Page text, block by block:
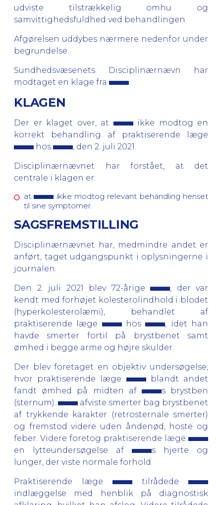
udviste tilstrækkelig omhu og
samvittighedsfuldhed ved behandlingen.
Afgørelsen uddybes nærmere nedenfor under
begrundelse.
Sundhedsvæsenets Disciplinærnævn har
modtaget en klage fra
KLAGEN
Der er klaget over, at
ikke modtog en
korrekt behandling af praktiserende læge
hos
, den 2. juli 2021.
Disciplinærnævnet har forstået, at det
centrale i klagen er:
at
ikke modtog relevant behandling henset
til sine symptomer.
SAGSFREMSTILLING
Disciplinærnævnet har, medmindre andet er
anført, taget udgangspunkt i oplysningerne i
journalen.
Den 2. juli 2021 blev 72-årige
, der var
kendt med forhøjet kolesterolindhold i blodet
(hyperkolesterolæmi), behandlet af
praktiserende læge
hos
, idet han
havde smerter fortil på brystbenet samt
ømhed i begge arme og højre skulder.
Der blev foretaget en objektiv undersøgelse,
hvor praktiserende læge
blandt andet
fandt ømhed på midten af
s brystben
(sternum).
afviste smerter bag brystbenet
af trykkende karakter (retrosternale smerter)
og fremstod videre uden åndenød, hoste og
feber. Videre foretog praktiserende læge
en lytteundersøgelse af
s hjerte og
lunger, der viste normale forhold.
Praktiserende læge
tilrådede
indlæggelse med henblik på diagnostisk